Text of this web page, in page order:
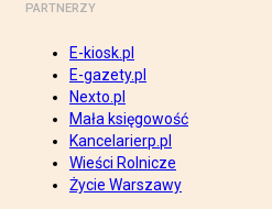
PARTNERZY
E-kiosk.pl
E-gazety.pl
Nexto.pl
Mała księgowość
Kancelarierp.pl
Wieści Rolnicze
Życie Warszawy